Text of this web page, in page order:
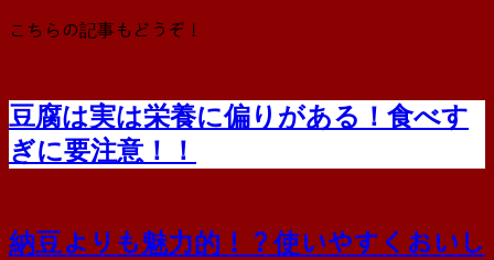
こちらの記事もどうぞ！
豆腐は実は栄養に偏りがある！食べす
ぎに要注意！！
納豆よりも魅力的！？使いやすくおいし